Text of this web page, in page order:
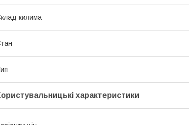
килима
характеристики